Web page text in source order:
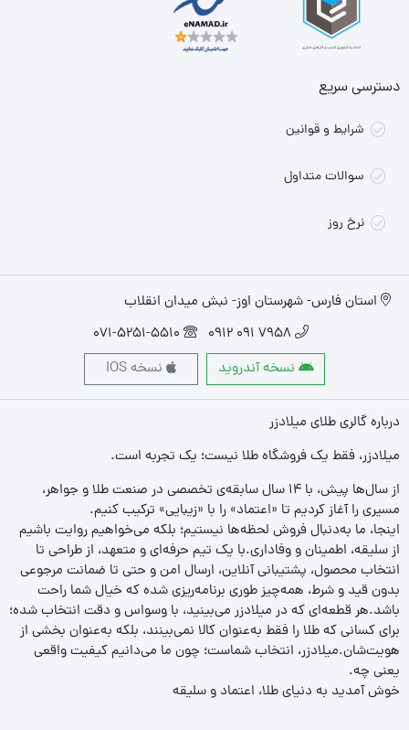
دسترسی سریع
شرایط و قوانین
سوالات متداول
نرخ روز
استان فارس- شهرستان اوز- نبش میدان انقلاب
7958 091 0912
071-5251-5510
نسخه آندروید
نسخه IOS
درباره گالری طلای میلادزر
میلادزر، فقط یک فروشگاه طلا نیست؛ یک تجربه‌ است.
از سال‌ها پیش، با ۱۴ سال سابقه‌ی تخصصی در صنعت طلا و جواهر،
مسیری را آغاز کردیم تا «اعتماد» را با «زیبایی» ترکیب کنیم.
اینجا، ما به‌دنبال فروش لحظه‌ها نیستیم؛ بلکه می‌خواهیم روایت باشیم
از سلیقه، اطمینان و وفاداری.با یک تیم حرفه‌ای و متعهد، از طراحی تا
انتخاب محصول، پشتیبانی آنلاین، ارسال امن و حتی تا ضمانت مرجوعی
بدون قید و شرط، همه‌چیز طوری برنامه‌ریزی شده که خیال شما راحت
باشد.هر قطعه‌ای که در میلادزر می‌بینید، با وسواس و دقت انتخاب شده؛
برای کسانی که طلا را فقط به‌عنوان کالا نمی‌بینند، بلکه به‌عنوان بخشی از
هویت‌شان.میلادزر، انتخاب شماست؛ چون ما می‌دانیم کیفیت واقعی
یعنی چه.
خوش آمدید به دنیای طلا، اعتماد و سلیقه